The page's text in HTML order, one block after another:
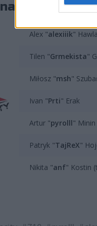
Alex "alexiiik"
Tilen "Grmekista"
Miłosz "msh"
Ivan "Prti" Erak
Artur "pyrolll" Minin
Patryk "TajReX"
Nikita "anf" Kostin